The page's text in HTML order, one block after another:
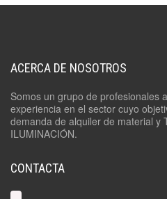
ACERCA DE NOSOTROS
Somos un grupo de profesionales
experiencia en el sector cuyo
demanda de alquiler de material y
ILUMINACIÓN.
CONTACTA